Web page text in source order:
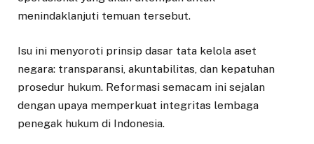
menindaklanjuti temuan tersebut.
Isu ini menyoroti prinsip dasar tata kelola aset
negara: transparansi, akuntabilitas, dan kepatuhan
prosedur hukum. Reformasi semacam ini sejalan
dengan upaya memperkuat integritas lembaga
penegak hukum di Indonesia.